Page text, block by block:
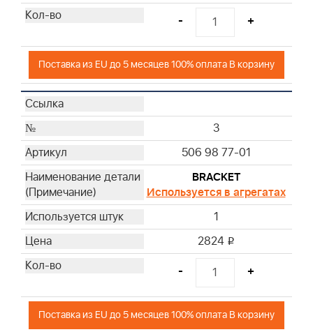
- +
Поставка из EU до 5 месяцев 100% оплата В корзину
3
506 98 77-01
BRACKET
Используется в агрегатах
1
2824 i
- +
Поставка из EU до 5 месяцев 100% оплата В корзину